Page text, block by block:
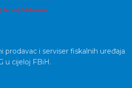
prodavac i serviser fiskalnih uređaja
u cijeloj FBiH.